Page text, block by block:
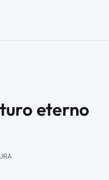
eterno